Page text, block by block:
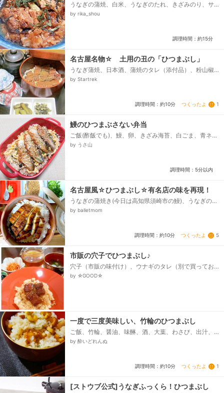
うなぎの蒲焼、白米、うなぎのたれ、きざみのり、サ
ラダ油、酒、ほうじ茶(あたたかいもの）
by rika_shou
調理時間：約15分
名古屋名物☆ 土用の丑の「ひつまぶし」
うなぎ蒲焼、日本酒、蒲焼のタレ（添付品）、粉山椒
（添付品）、ご飯
by Startrek
調理時間：約10分 つくったよ 1
鰻のひつまぶさない弁当
ご飯(酢飯でも)、鰻、卵、きざみ海苔、白ごま、青ネ
ギ、わさび(すりおろし)、鰻のタレ(ご飯用)、鰻のタレ
by うさ山
調理時間：5分以内
名古屋風☆ひつまぶし☆有名店の味を再現！
うなぎの蒲焼き(今日は高知県須崎市の鰻)、うなぎのタ
レ(鰻丼のタレ)、ご飯、青ネギ、炒りごま、チューブ練
by balletmom
調理時間：約10分 つくったよ 5
市販の穴子でひつまぶし♪
穴子（市販の味付け）、ウナギのタレ（別で買ってお
く）、ご飯、酒、ごま、出汁（椎茸）、出汁（鰹
by ☆GOOD☆
一度で三度美味しい、竹輪のひつまぶし
ご飯、竹輪、醤油、味醂、酒、大葉、わさび、出汁、
白醤油、塩
by 酔いどれんぬ
調理時間：約10分 つくったよ 1
[ストウブ公式]うなぎふっくら！ひつまぶし